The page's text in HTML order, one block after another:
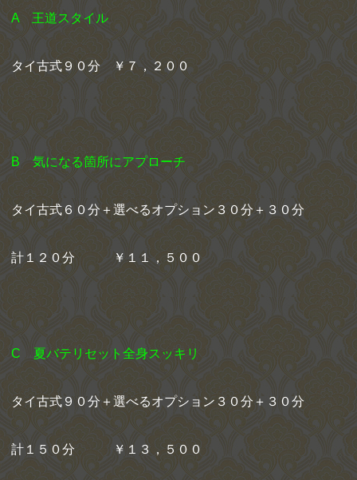
A 王道スタイル
タイ古式９０分 ￥７，２００
B 気になる箇所にアプローチ
タイ古式６０分＋選べるオプション３０分＋３０分
計１２０分 ￥１１，５００
C 夏バテリセット 全身スッキリ
タイ古式９０分＋選べるオプション３０分＋３０分
計１５０分 ￥１３，５００